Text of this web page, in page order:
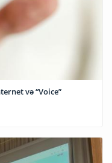
və “Voice”